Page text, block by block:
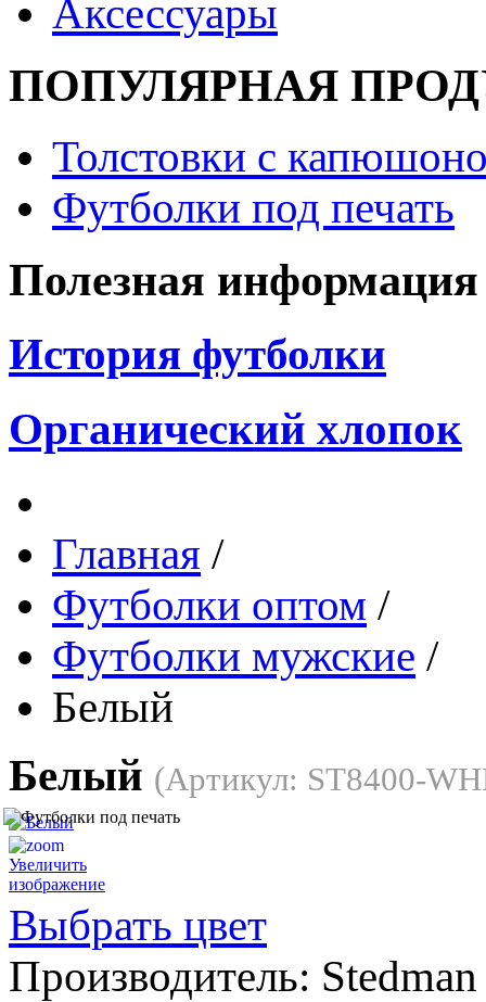
Аксессуары
ПОПУЛЯРНАЯ
Толстовки с
Футболки под печать
Полезная информация
История футболки
Органический хлопок
Главная /
Футболки оптом /
Футболки мужские /
Белый
Белый (Артикул: ST8400-
Увеличить
изображение
Выбрать цвет
Производитель: